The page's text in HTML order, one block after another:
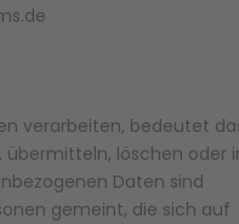
verarbeiten, bedeutet
übermitteln, löschen oder
Daten sind
gemeint, die sich auf